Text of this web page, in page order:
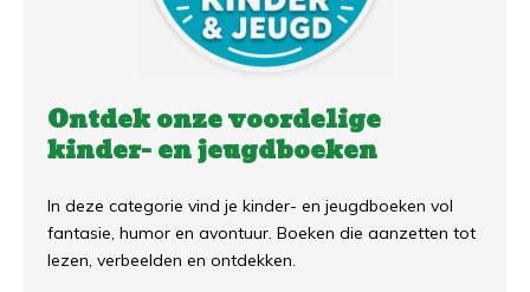
Ontdek onze voordelige
kinder- en jeugdboeken
In deze categorie vind je kinder- en jeugdboeken vol
fantasie, humor en avontuur. Boeken die aanzetten tot
lezen, verbeelden en ontdekken.